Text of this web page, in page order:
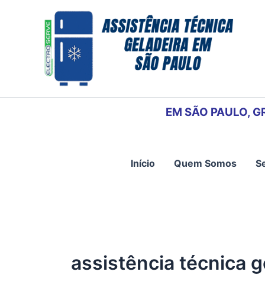
EM SÃO PAULO,
Início Quem Somos
assistência técnica